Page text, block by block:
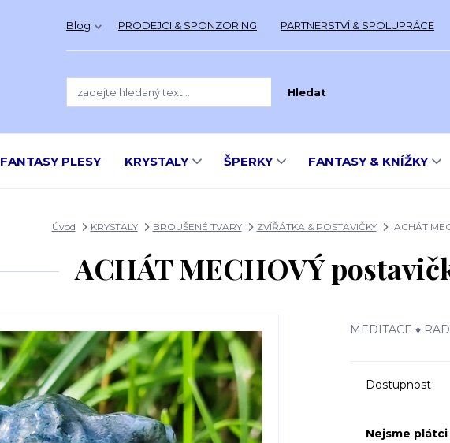
Blog PRODEJCI & SPONZORING PARTNERSTVÍ & SPOLUPRÁCE
Hledat
FANTASY PLESY KRYSTALY ŠPERKY FANTASY & KNÍŽKY
Úvod KRYSTALY BROUŠENÉ TVARY ZVÍŘÁTKA & POSTAVIČKY ACHÁT
ACHÁT MECHOVÝ
MEDITACE ♦
Dostupnost
Nejsme plátci